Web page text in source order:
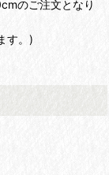
のご注文となり
す。)